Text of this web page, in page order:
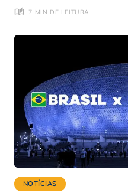
7 MIN DE LEITURA
NOTÍCIAS